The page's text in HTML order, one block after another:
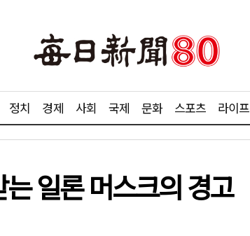
정치 경제 사회 국제 문화 스포츠 라이프
일론 머스크의 경고